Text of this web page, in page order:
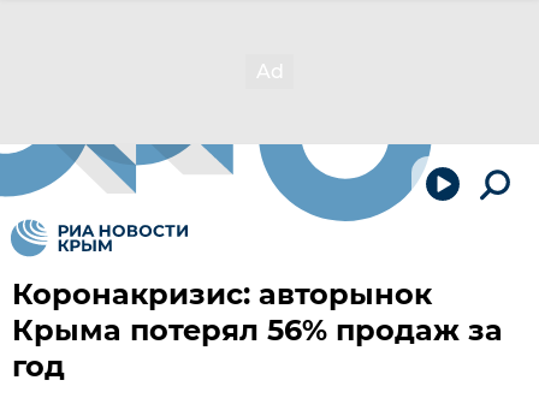
Коронакризис: авторынок
Крыма потерял 56% продаж за
год